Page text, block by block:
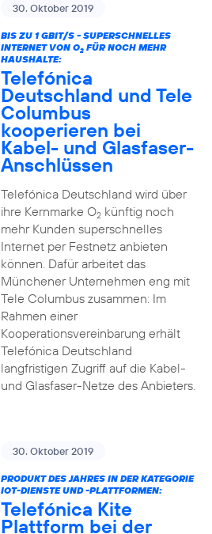
30. Oktober 2019
BIS ZU 1 GBIT/S - SUPERSCHNELLES
INTERNET VON O2FÜR NOCH MEHR
HAUSHALTE:
Telefónica
Deutschland und Tele
Columbus
kooperieren bei
Kabel- und Glasfaser-
Anschlüssen
Telefónica Deutschland wird über
ihre Kernmarke O2künftig noch
mehr Kunden superschnelles
Internet per Festnetz anbieten
können. Dafür arbeitet das
Münchener Unternehmen eng mit
Tele Columbus zusammen: Im
Rahmen einer
Kooperationsvereinbarung erhält
Telefónica Deutschland
langfristigen Zugriff auf die Kabel-
und Glasfaser-Netze des Anbieters.
30. Oktober 2019
PRODUKT DES JAHRES IN DER KATEGORIE
IOT-DIENSTE UND -PLATTFORMEN:
Telefónica Kite
Plattform bei der